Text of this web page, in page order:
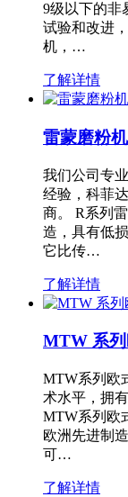
9级以下的非
试验和改进
机，…
了解详情
雷蒙磨粉机
我们公司专
经验，科菲
商。 R系列
造，具有低
它比传…
了解详情
MTW 系
MTW系列欧
术水平，拥
MTW系列欧
欧洲先进制
可…
了解详情